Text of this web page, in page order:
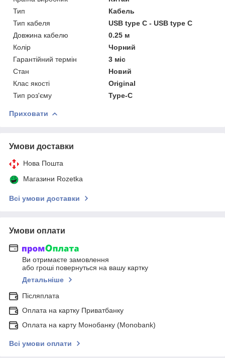
Тип
Кабель
Тип кабеля
USB type C - USB type C
Довжина кабелю
0.25 м
Колір
Чорний
Гарантійний термін
3 міс
Стан
Новий
Клас якості
Original
Тип роз'єму
Type-C
Приховати
Умови доставки
Нова Пошта
Магазини Rozetka
Всі умови доставки
Умови оплати
Ви отримаєте замовлення
або гроші повернуться на вашу картку
Детальніше
Післяплата
Оплата на картку Приватбанку
Оплата на карту Монобанку (Monobank)
Всі умови оплати